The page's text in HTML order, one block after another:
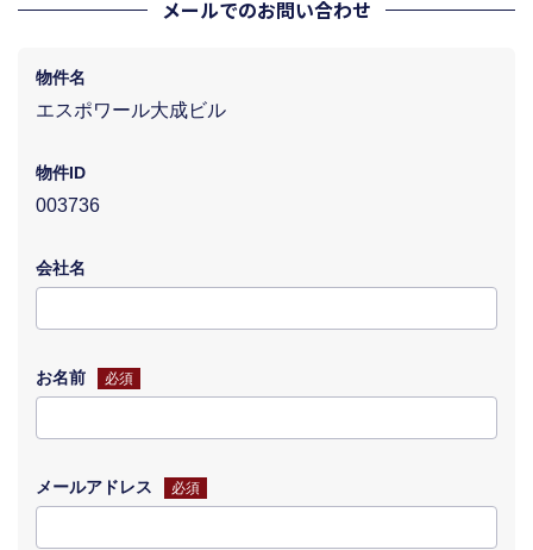
メールでのお問い合わせ
物件名
エスポワール大成ビル
物件ID
003736
会社名
お名前 必須
メールアドレス 必須